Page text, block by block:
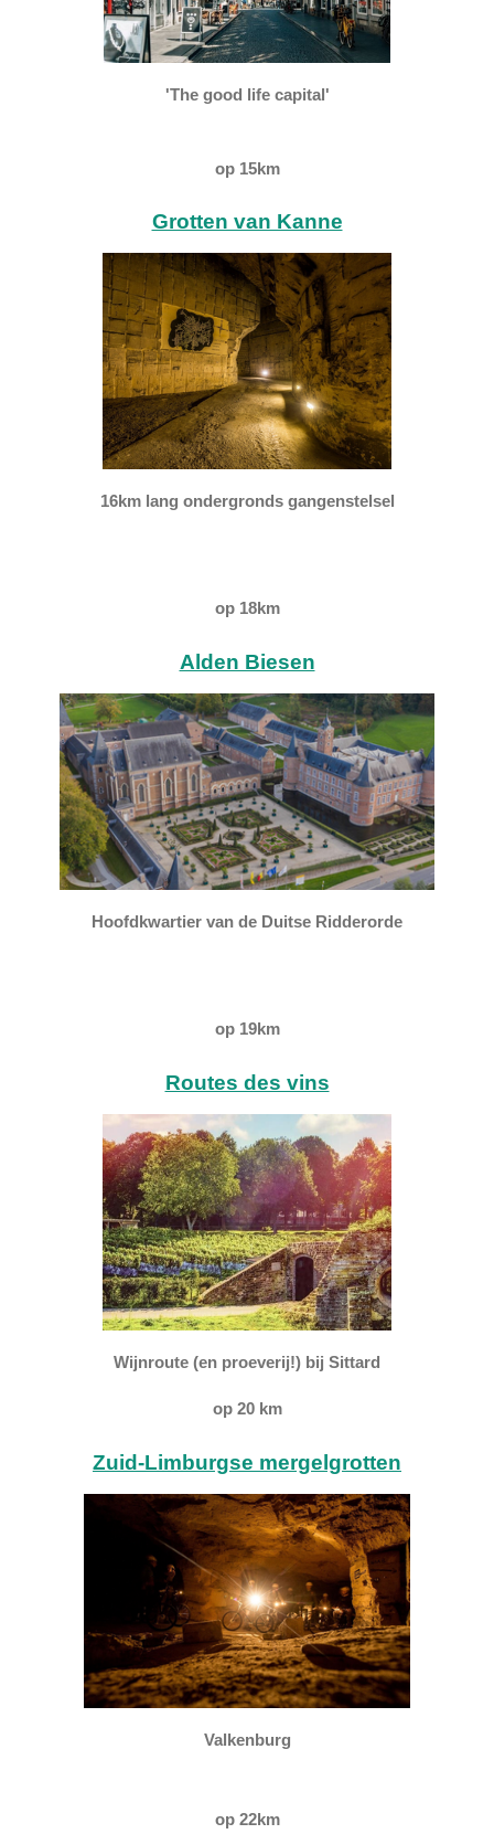
'The good life capital'
op 15km
Grotten van Kanne
16km lang ondergronds gangenstelsel
op 18km
Alden Biesen
Hoofdkwartier van de Duitse Ridderorde
op 19km
Routes des vins
Wijnroute (en proeverij!) bij Sittard
op 20 km
Zuid-Limburgse mergelgrotten
Valkenburg
op 22km